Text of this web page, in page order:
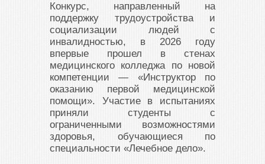
Конкурс, направленный на
поддержку трудоустройства и
социализации людей с
инвалидностью, в 2026 году
впервые прошел в стенах
медицинского колледжа по новой
компетенции — «Инструктор по
оказанию первой медицинской
помощи». Участие в испытаниях
приняли студенты с
ограниченными возможностями
здоровья, обучающиеся по
специальности «Лечебное дело».